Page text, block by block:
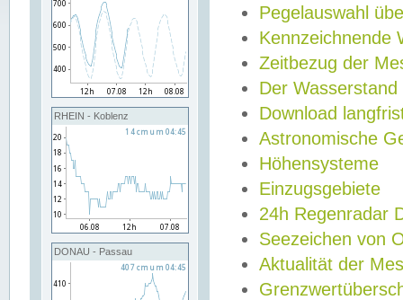
RHEIN - Koblenz
DONAU - Passau
Pegelauswahl
Kennzeichnende
Zeitbezug der
Der Wasserstand
Download
Astronomische
Höhensysteme
Einzugsgebiete
24h Regenradar
Seezeichen von
Aktualität der